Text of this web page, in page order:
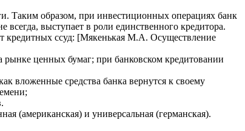
Таким образом, при инвестиционных операциях банк
выступает в роли единственного кредитора.
кредитных ссуд: [Мякенькая М.А. Осуществление
рынке ценных бумаг; при банковском кредитовании
вложенные средства банка вернутся к своему
(американская) и универсальная (германская).